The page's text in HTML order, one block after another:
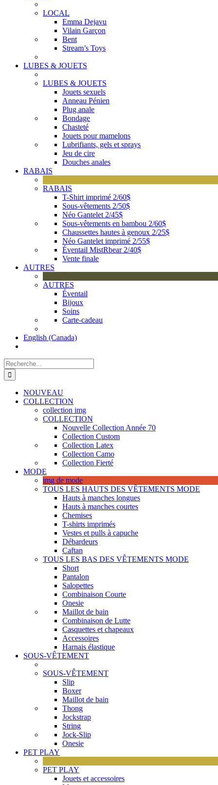
LOCAL
Emma Dejavu
Vilain Garçon
Bent
Stream’s Toys
LUBES & JOUETS
LUBES & JOUETS
Jouets sexuels
Anneau Pénien
Plug anale
Bondage
Chasteté
Jouets pour mamelons
Lubrifiants, gels et sprays
Jeu de cire
Douches anales
RABAIS
RABAIS
T-Shirt imprimé 2/60$
Sous-vêtements 2/50$
Néo Gantelet 2/45$
Sous-vêtements en bambou 2/60$
Chaussettes hautes à genoux 2/25$
Néo Gantelet imprimé 2/55$
Éventail MistRbear 2/40$
Vente finale
AUTRES
AUTRES
Éventail
Bijoux
Soins
Carte-cadeau
English (Canada)
Recherche
de
:
NOUVEAU
COLLECTION
collection img
COLLECTION
Nouvelle Collection Année 70
Collection Custom
Collection Latex
Collection Camo
Collection Fierté
MODE
img de mode
TOUS LES HAUTS DES VÊTEMENTS MODE
Hauts à manches longues
Hauts à manches courtes
Chemises
T-shirts imprimés
Vestes et pulls à capuche
Débardeurs
Caftan
TOUS LES BAS DES VÊTEMENTS MODE
Short
Pantalon
Salopettes
Combinaison Courte
Onesie
Maillot de bain
Combinaison de Lutte
Casquettes et chapeaux
Accessoires
Harnais élastique
SOUS-VÊTEMENT
SOUS-VÊTEMENT
Slip
Boxer
Maillot de bain
Thong
Jockstrap
String
Jock-Slip
Onesie
PET PLAY
PET PLAY
Jouets et accessoires